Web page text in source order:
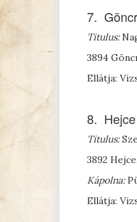
7.
Titulus:
3894
Ellátja:
8.
Titulus:
3892
Kápolna:
Ellátja: